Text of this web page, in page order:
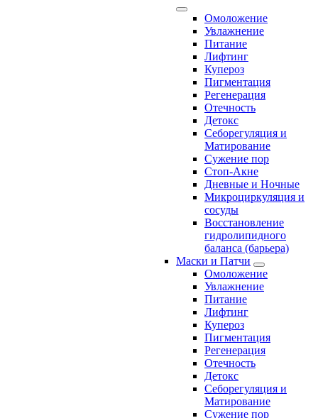
Омоложение
Увлажнение
Питание
Лифтинг
Купероз
Пигментация
Регенерация
Отечность
Детокс
Себорегуляция и
Матирование
Сужение пор
Стоп-Акне
Дневные и Ночные
Микроциркуляция и
сосуды
Восстановление
гидролипидного
баланса (барьера)
Маски и Патчи
Омоложение
Увлажнение
Питание
Лифтинг
Купероз
Пигментация
Регенерация
Отечность
Детокс
Себорегуляция и
Матирование
Сужение пор